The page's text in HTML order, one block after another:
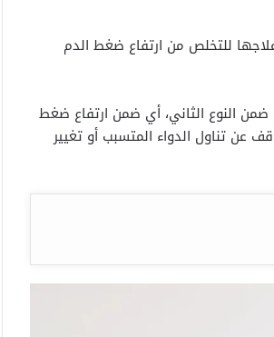
للتخلص من ارتفاع ضغط الدم
النوع الثاني، أي ضمن ارتفاع ضغط
عن تناول الدواء المتسبب أو تغيير